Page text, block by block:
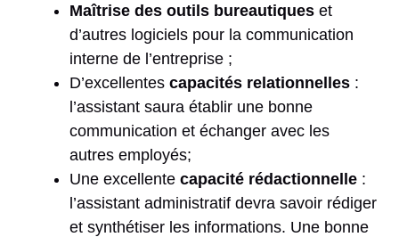
Maîtrise des outils bureautiques et
d’autres logiciels pour la communication
interne de l’entreprise ;
D’excellentes capacités relationnelles :
l’assistant saura établir une bonne
communication et échanger avec les
autres employés;
Une excellente capacité rédactionnelle :
l’assistant administratif devra savoir rédiger
et synthétiser les informations. Une bonne